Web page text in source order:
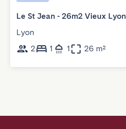
Le St Jean - 26m2 Vieux Lyon
Lyon
2
1 1 26 m²